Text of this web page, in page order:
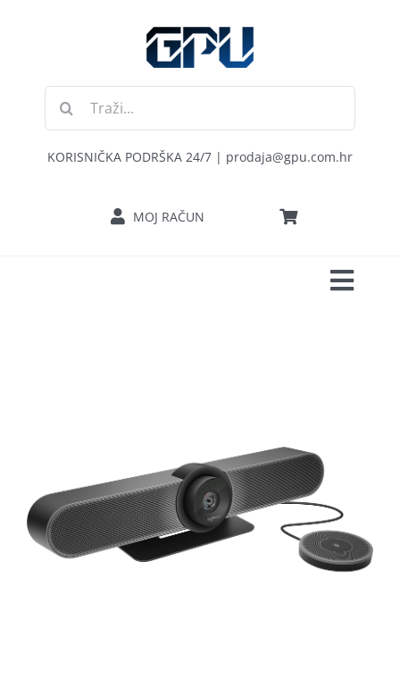
Traži...
KORISNIČKA PODRŠKA 24/7 | prodaja@gpu.com.hr
MOJ RAČUN
KABELI I KONEKTORI
MREŽNA OPREMA